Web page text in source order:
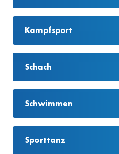
Kampfsport
Schach
Schwimmen
Sporttanz